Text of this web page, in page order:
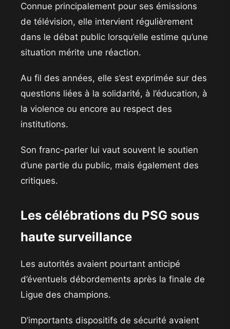
Connue principalement pour ses émissions
de télévision, elle intervient régulièrement
dans le débat public lorsqu’elle estime qu’une
situation mérite une réaction.
Au fil des années, elle s’est exprimée sur des
questions liées à la solidarité, à l’éducation, à
la violence ou encore au respect des
institutions.
Son franc-parler lui vaut souvent le soutien
d’une partie du public, mais également des
critiques.
Les célébrations du PSG sous
haute surveillance
Les autorités avaient pourtant anticipé
d’éventuels débordements après la finale de
Ligue des champions.
D’importants dispositifs de sécurité avaient